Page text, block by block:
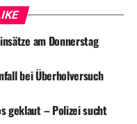
am Donnerstag
bei Überholversuch
geklaut – Polizei sucht